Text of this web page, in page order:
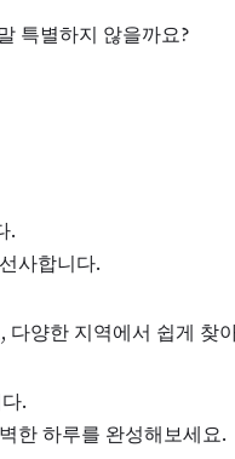
특별하지 않을까요?
.
사합니다.
양한 지역에서 쉽게 찾
.
한 하루를 완성해보세요.